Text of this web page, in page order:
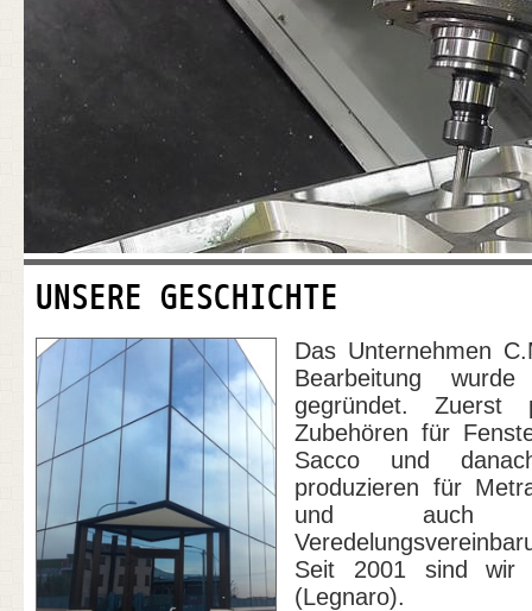
UNSERE GESCHICHTE
Das Unternehmen
Bearbeitung
gegründet. Zuerst
Zubehören für
Sacco und
produzieren für
und auch
Seit 2001 sind wir
(Legnaro).